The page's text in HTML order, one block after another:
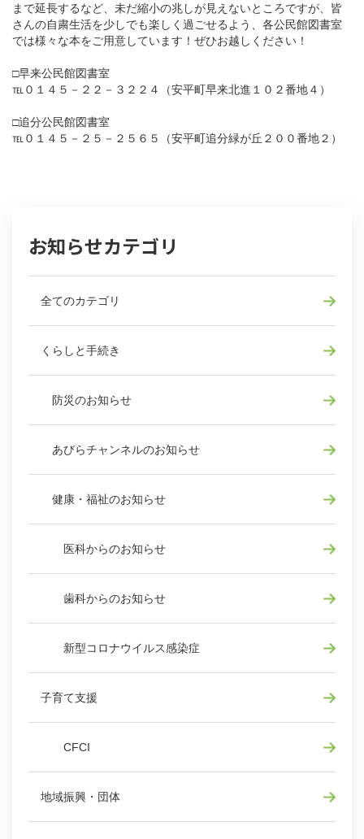
まで延長するなど、未だ縮小の兆しが見えないところですが、皆
さんの自粛生活を少しでも楽しく過ごせるよう、各公民館図書室
では様々な本をご用意しています！ぜひお越しください！
□早来公民館図書室
℡０１４５－２２－３２２４（安平町早来北進１０２番地４）
□追分公民館図書室
℡０１４５－２５－２５６５（安平町追分緑が丘２００番地２）
お知らせカテゴリ
全てのカテゴリ
くらしと手続き
防災のお知らせ
あびらチャンネルのお知らせ
健康・福祉のお知らせ
医科からのお知らせ
歯科からのお知らせ
新型コロナウイルス感染症
子育て支援
CFCI
地域振興・団体